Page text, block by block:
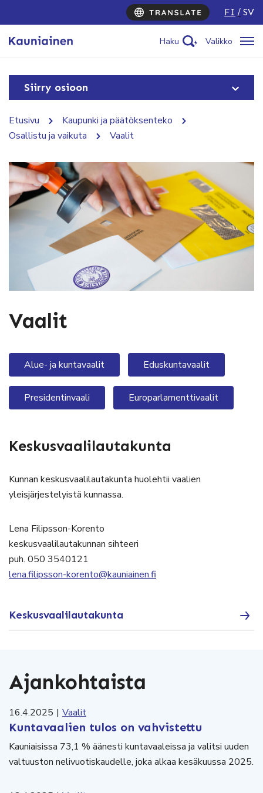
FI SV
Haku Valikko
Siirry osioon
Etusivu
Kaupunki ja päätöksenteko
Osallistu ja vaikuta
Vaalit
Vaalit
Alue- ja kuntavaalit Eduskuntavaalit
Presidentinvaali Europarlamenttivaalit
Keskusvaalilautakunta
Kunnan keskusvaalilautakunta huolehtii vaalien
yleisjärjestelyistä kunnassa.
Lena Filipsson-Korento
keskusvaalilautakunnan sihteeri
puh. 050 3540121
lena.filipsson-korento@kauniainen.fi
Keskusvaalilautakunta
Ajankohtaista
16.4.2025 | Vaalit
Kuntavaalien tulos on vahvistettu
Kauniaisissa 73,1 % äänesti kuntavaaleissa ja valitsi uuden
valtuuston nelivuotiskaudelle, joka alkaa kesäkuussa 2025.